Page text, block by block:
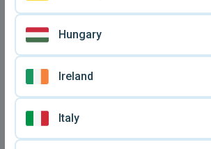
vintage μεταχειρισμένο με
€ 310
Hungary
Ireland
Italy